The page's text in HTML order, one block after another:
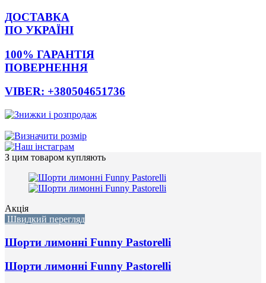
ДОСТАВКА
ПО УКРАЇНІ
100% ГАРАНТІЯ
ПОВЕРНЕННЯ
VIBER: +380504651736
З цим товаром купляють
Акція
Швидкий перегляд
Шорти лимонні Funny Pastorelli
Шорти лимонні Funny Pastorelli